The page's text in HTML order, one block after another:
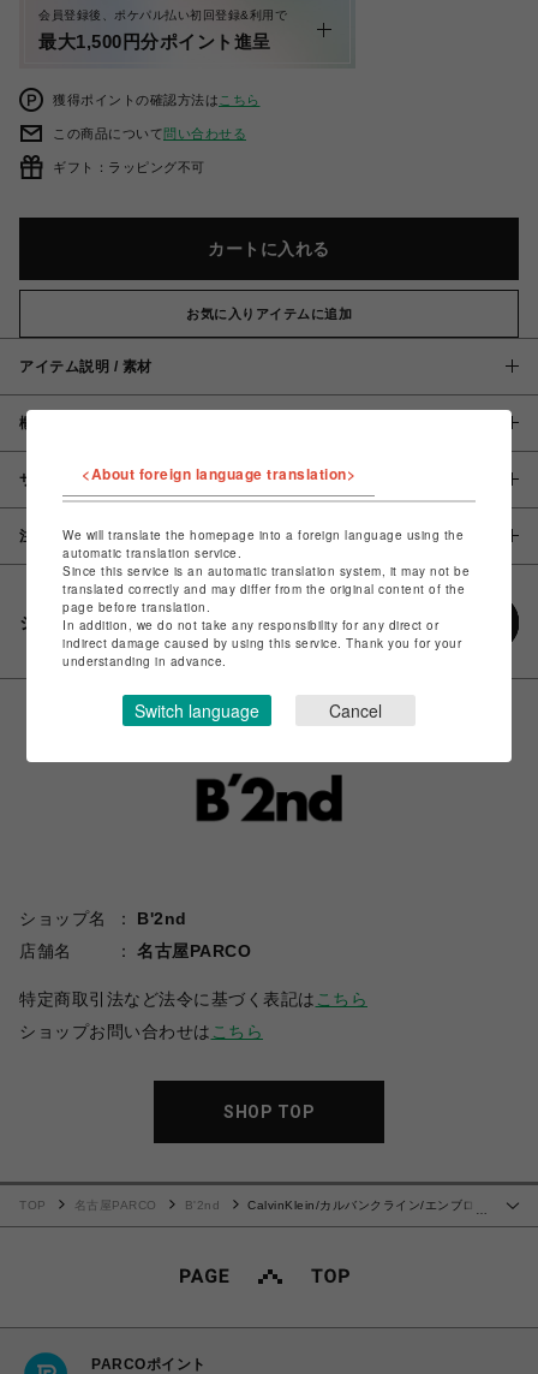
会員登録後、ポケパル払い初回登録&利用で
最大1,500円分ポイント進呈
獲得ポイントの確認方法は こちら
この商品について問い合わせる
ギフト：ラッピング不可
カートに入れる
お気に入りアイテムに追加
アイテム説明 / 素材
概要
サイズ
注意事項
シェアする
ショップ名
B'2nd
店舗名
名古屋PARCO
特定商取引法など法令に基づく表記は こちら
ショップお問い合わせは こちら
SHOP TOP
…
TOP 名古屋PARCO B'2nd
CalvinKlein/カルバンクライン/エンブロイ
PARCOポイント
<About foreign language translation>
We will translate the homepage into a foreign language using the
automatic translation service.
Since this service is an automatic translation system, it may not be
translated correctly and may differ from the original content of the
page before translation.
In addition, we do not take any responsibility for any direct or
indirect damage caused by using this service. Thank you for your
understanding in advance.
Switch language Cancel